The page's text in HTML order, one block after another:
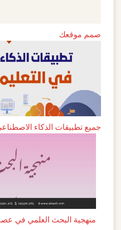
صمم موقعك
جميع تطبيقات الذكاء
منهجية البحث العلمي في